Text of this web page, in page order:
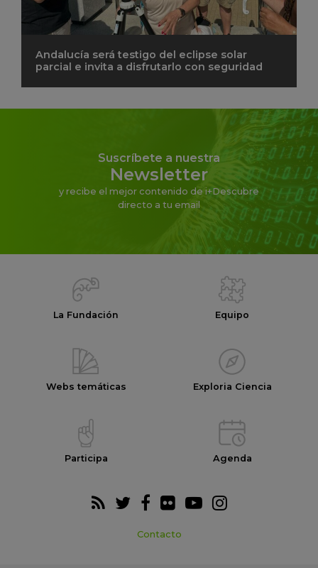
Andalucía será testigo del eclipse solar
parcial e invita a disfrutarlo con seguridad
Suscríbete a nuestra
Newsletter
y recibe el mejor contenido de i+Descubre
directo a tu email
La Fundación Equipo
Webs temáticas Exploria Ciencia
Participa Agenda
Contacto